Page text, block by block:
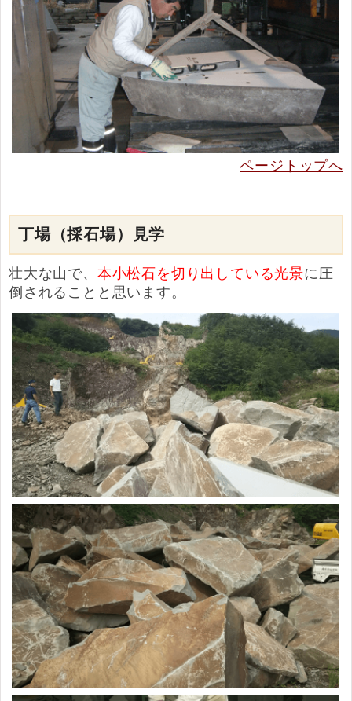
ページトップへ
丁場（採石場）見学
壮大な山で、 本小松石を切り出している光景に圧
倒されることと思います。